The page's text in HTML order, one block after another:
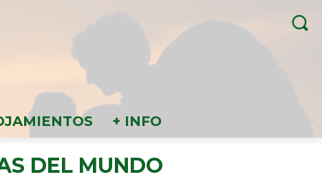
+ INFO
DEL MUNDO